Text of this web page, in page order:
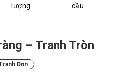
lượng
cầu
– Tranh Tròn
Đơn